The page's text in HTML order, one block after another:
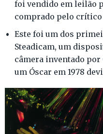
foi vendido em leilão
comprado pelo crítico
Este foi um dos
Steadicam, um
câmera inventado
um Óscar em 1978